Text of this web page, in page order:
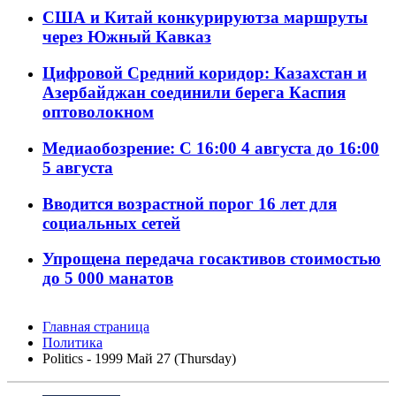
США и Китай конкурируютза маршруты
через Южный Кавказ
Цифровой Средний коридор: Казахстан и
Азербайджан соединили берега Каспия
оптоволокном
Медиаобозрение: С 16:00 4 августа до 16:00
5 августа
Вводится возрастной порог 16 лет для
социальных сетей
Упрощена передача госактивов стоимостью
до 5 000 манатов
Главная страница
Политика
Politics - 1999 Май 27 (Thursday)